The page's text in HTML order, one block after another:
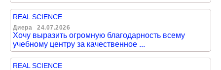
REAL SCIENCE
Диера 24.07.2026
Хочу выразить огромную благодарность всему
учебному центру за качественное ...
REAL SCIENCE